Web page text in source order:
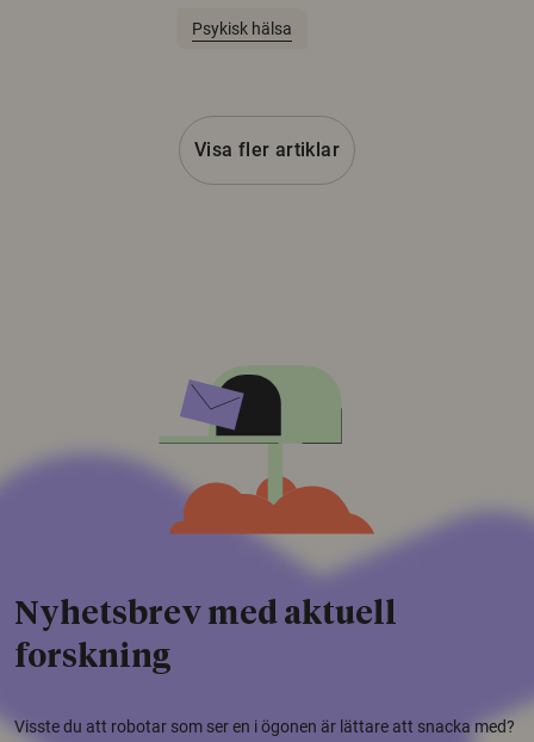
Psykisk hälsa
Visa fler artiklar
Nyhetsbrev med aktuell
forskning
Visste du att robotar som ser en i ögonen är lättare att snacka med?